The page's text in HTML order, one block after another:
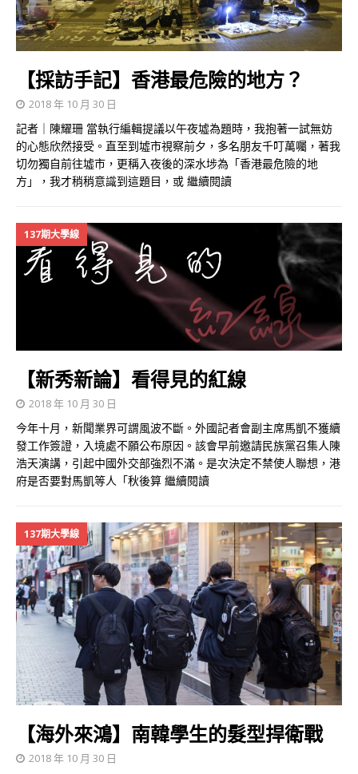
【採訪手記】香港最危險的地方？
2018 年 10 月 30 日
記者｜陳耀珊 當執行編輯提議以午夜墟為題時，我抱著一試無妨
的心態欣然接受。直至到墟市視察前夕，多名朋友千叮萬囑，著我
切勿獨自前往墟市，更稱入夜後的深水埗為「香港最危險的地
方」，我才稍稍意識到這題目，或 繼續閱讀
137期大學線
【新秀新論】看得見的紅線
2018 年 10 月 30 日
今年十月，新聞業界可謂風波不斷。外國記者會副主席馬凱不獲續
發工作簽證，入境處不願公布原因。該會早前邀請民族黨召集人陳
浩天演講，引起中國外交部強烈不滿。是次決定不禁使人聯想，港
府是否要對馬凱等人「秋後算 繼續閱讀
137期大學線
【海外來鴻】南韓學生的髮型捍衛戰
2018 年 10 月 30 日